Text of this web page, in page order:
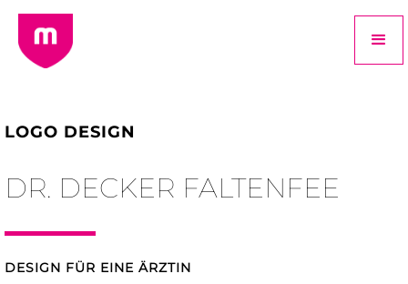
LOGO DESIGN
DR. DECKER FALTENFEE
DESIGN FÜR EINE ÄRZTIN